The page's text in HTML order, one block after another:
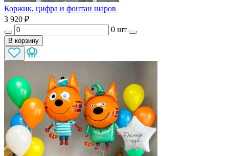
Коржик, цифра и фонтан шаров
3 920 ₽
0 шт
В корзину